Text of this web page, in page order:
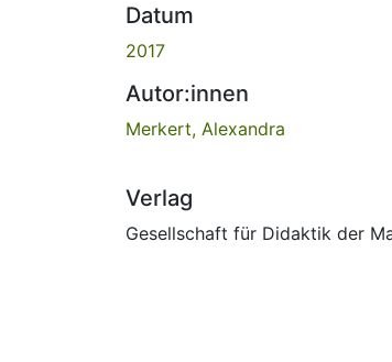
Datum
2017
Autor:innen
Merkert, Alexandra
Verlag
Gesellschaft für Didaktik der